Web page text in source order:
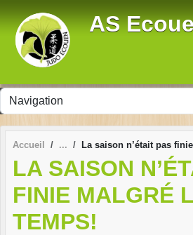
AS
Accueil La saison n’était pas
LA SAISON
FINIE MALGRÉ
TEMPS!